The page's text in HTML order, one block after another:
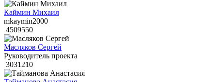
Каймин Михаил
mkaymin2000
4509550
Масляков Сергей
Руководитель проекта
3031210